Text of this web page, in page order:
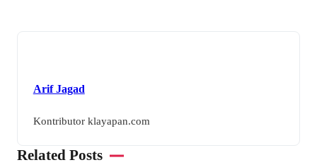
Arif Jagad
Kontributor klayapan.com
Related Posts